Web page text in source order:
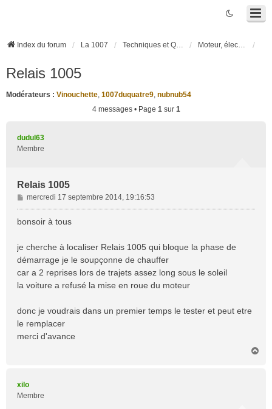
Index du forum La 1007 Techniques et Questions Moteur, électronique moteur, boîte robotisée 2-Tronic
Relais 1005
Modérateurs : Vinouchette, 1007duquatre9, nubnub54
4 messages • Page 1sur 1
dudul63
Membre
Relais 1005
M
e
s
g
e
mercredi 17 septembre 2014, 19:16:53
bonsoir à tous
je cherche à localiser Relais 1005 qui bloque la phase de
démarrage je le soupçonne de chauffer
car a 2 reprises lors de trajets assez long sous le soleil
la voiture a refusé la mise en roue du moteur
donc je voudrais dans un premier temps le tester et peut etre
le remplacer
merci d'avance
xilo
Membre